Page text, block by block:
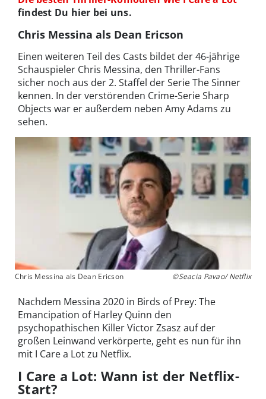
findest Du hier bei uns.
Chris Messina als Dean Ericson
Einen weiteren Teil des Casts bildet der 46-jährige
Schauspieler Chris Messina, den Thriller-Fans
sicher noch aus der 2. Staffel der Serie The Sinner
kennen. In der verstörenden Crime-Serie Sharp
Objects war er außerdem neben Amy Adams zu
sehen.
Chris Messina als Dean Ericson ©Seacia Pavao/ Netflix
Nachdem Messina 2020 in Birds of Prey: The
Emancipation of Harley Quinn den
psychopathischen Killer Victor Zsasz auf der
großen Leinwand verkörperte, geht es nun für ihn
mit I Care a Lot zu Netflix.
I Care a Lot: Wann ist der Netflix-
Start?